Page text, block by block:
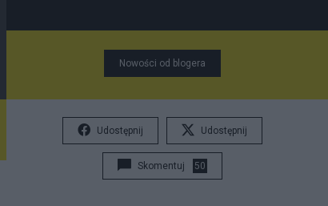
Nowości od blogera
Udostępnij Udostępnij
Skomentuj 50